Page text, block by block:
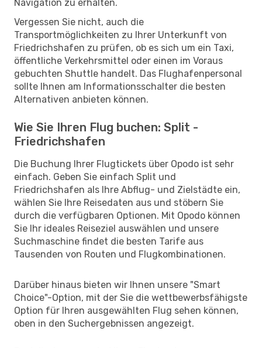
Navigation zu erhalten.
Vergessen Sie nicht, auch die
Transportmöglichkeiten zu Ihrer Unterkunft von
Friedrichshafen zu prüfen, ob es sich um ein Taxi,
öffentliche Verkehrsmittel oder einen im Voraus
gebuchten Shuttle handelt. Das Flughafenpersonal
sollte Ihnen am Informationsschalter die besten
Alternativen anbieten können.
Wie Sie Ihren Flug buchen: Split -
Friedrichshafen
Die Buchung Ihrer Flugtickets über Opodo ist sehr
einfach. Geben Sie einfach Split und
Friedrichshafen als Ihre Abflug- und Zielstädte ein,
wählen Sie Ihre Reisedaten aus und stöbern Sie
durch die verfügbaren Optionen. Mit Opodo können
Sie Ihr ideales Reiseziel auswählen und unsere
Suchmaschine findet die besten Tarife aus
Tausenden von Routen und Flugkombinationen.
Darüber hinaus bieten wir Ihnen unsere "Smart
Choice"-Option, mit der Sie die wettbewerbsfähigste
Option für Ihren ausgewählten Flug sehen können,
oben in den Suchergebnissen angezeigt.